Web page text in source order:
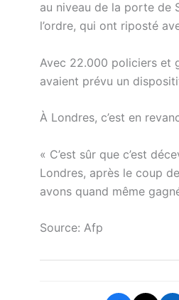
au niveau de la porte de
l’ordre, qui ont riposté
Avec 22.000 policiers et
avaient prévu un
À Londres, c’est en
« C’est sûr que c’est
Londres, après le coup
avons quand même
Source: Afp